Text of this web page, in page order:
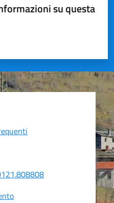
su questa
su 5